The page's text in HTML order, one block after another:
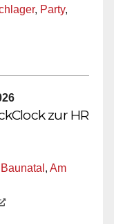
, Party,
zur HR
Baunatal , Am